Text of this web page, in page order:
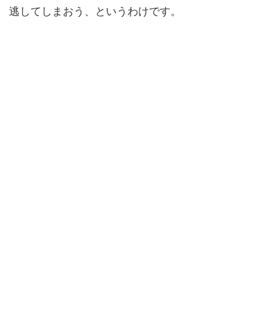
逃してしまおう、というわけです。